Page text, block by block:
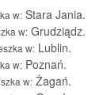
w: Stara Jania.
w: Grudziądz.
w: Lublin.
w: Poznań.
w: Żagań.